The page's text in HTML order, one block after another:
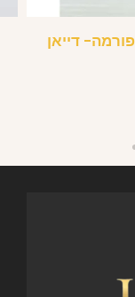
דייאן